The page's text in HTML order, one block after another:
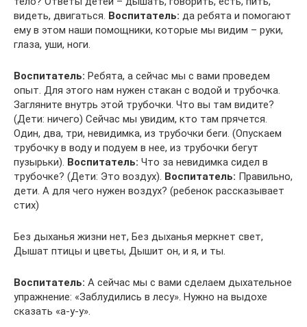
видеть, двигаться. Воспитатель: да ребята и помогают
ему в этом наши помощники, которые мы видим – руки,
глаза, уши, ноги.
Воспитатель: Ребята, а сейчас мы с вами проведем
опыт. Для этого нам нужен стакан с водой и трубочка.
Загляните внутрь этой трубочки. Что вы там видите?
(Дети: ничего) Сейчас мы увидим, кто там прячется.
Один, два, три, невидимка, из трубочки беги. (Опускаем
трубочку в воду и подуем в нее, из трубочки бегут
пузырьки). Воспитатель: Что за невидимка сидел в
трубочке? (Дети: Это воздух). Воспитатель: Правильно,
дети. А для чего нужен воздух? (ребенок рассказывает
стих)
Без дыханья жизни нет, Без дыханья меркнет свет,
Дышат птицы и цветы, Дышит он, и я, и ты.
Воспитатель: А сейчас мы с вами сделаем дыхательное
упражнение: «Заблудились в лесу». Нужно на выдохе
сказать «а-у-у».